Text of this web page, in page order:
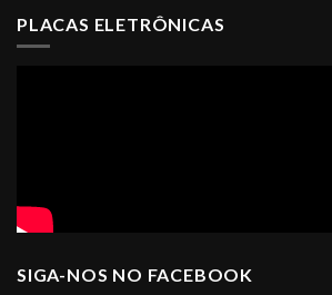
PLACAS ELETRÔNICAS
SIGA-NOS NO FACEBOOK